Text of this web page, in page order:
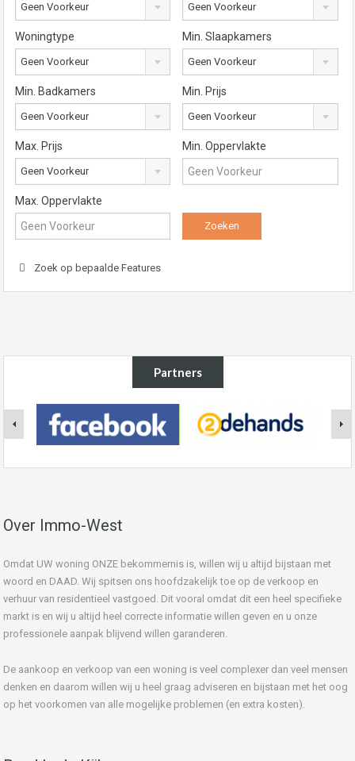
Geen Voorkeur Geen Voorkeur
Woningtype
Geen Voorkeur
Min. Slaapkamers
Geen Voorkeur
Min. Badkamers
Geen Voorkeur
Min. Prijs
Geen Voorkeur
Max. Prijs
Geen Voorkeur
Min. Oppervlakte
Max. Oppervlakte
Zoek op bepaalde Features
Partners
Over Immo-West
Omdat UW woning ONZE bekommernis is, willen wij u altijd bijstaan met
woord en DAAD. Wij spitsen ons hoofdzakelijk toe op de verkoop en
verhuur van residentieel vastgoed. Dit vooral omdat dit een heel specifieke
markt is en wij u altijd heel correcte informatie willen geven en u onze
professionele aanpak blijvend willen garanderen.
De aankoop en verkoop van een woning is veel complexer dan veel mensen
denken en daarom willen wij u heel graag adviseren en bijstaan met het oog
op het voorkomen van alle mogelijke problemen (en extra kosten).